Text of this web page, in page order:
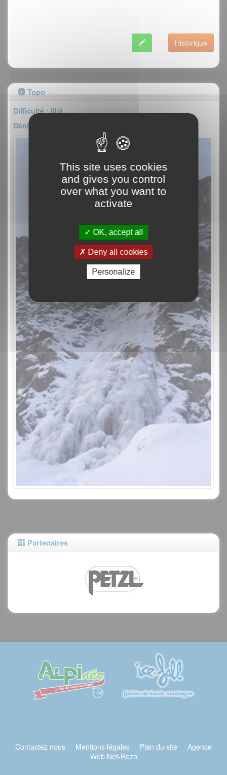
Historique
Topo
Difficulté : III/4
Dénivelé : 600m
Partenaires
Contactez nous Mentions légales Plan du site
Agence
Web Net-Rezo
This site uses cookies
and gives you control
over what you want to
activate
OK, accept all
Deny all cookies
Personalize